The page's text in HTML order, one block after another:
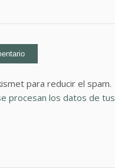
para reducir el spam.
procesan los datos de tus